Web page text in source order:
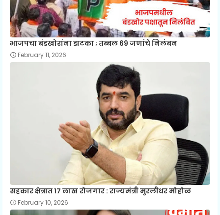
भाजपचा बंडखोरांना झटका ; तब्बल 69 जणांचे निलंबन
February 11, 2026
सहकार क्षेत्रात १७ लाख रोजगार : राज्यमंत्री मुरलीधर मोहोळ
February 10, 2026